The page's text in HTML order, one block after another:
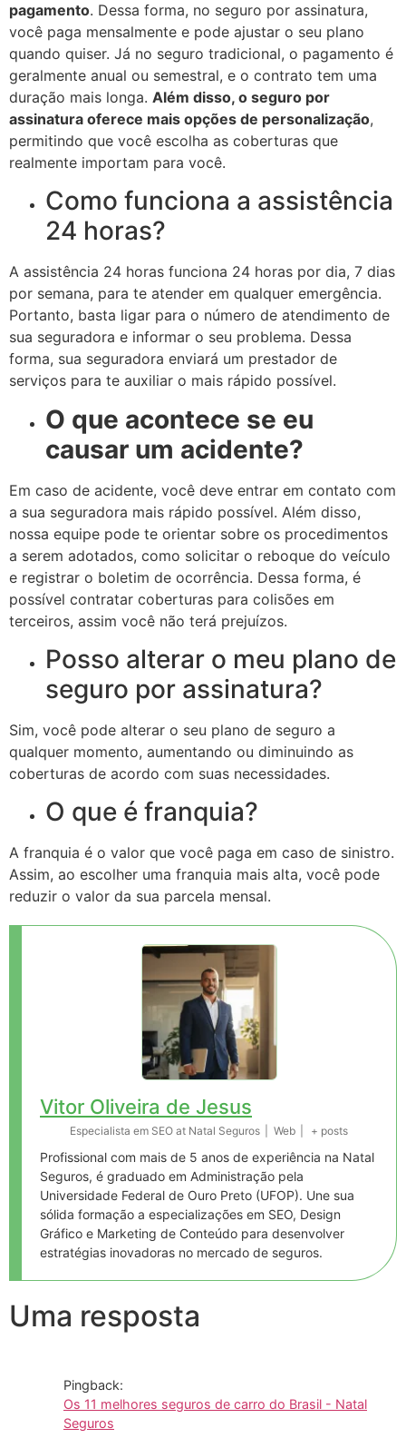
pagamento. Dessa forma, no seguro por assinatura,
você paga mensalmente e pode ajustar o seu plano
quando quiser. Já no seguro tradicional, o pagamento é
geralmente anual ou semestral, e o contrato tem uma
duração mais longa. Além disso, o seguro por
assinatura oferece mais opções de personalização,
permitindo que você escolha as coberturas que
realmente importam para você.
Como funciona a assistência
24 horas?
A assistência 24 horas funciona 24 horas por dia, 7 dias
por semana, para te atender em qualquer emergência.
Portanto, basta ligar para o número de atendimento de
sua seguradora e informar o seu problema. Dessa
forma, sua seguradora enviará um prestador de
serviços para te auxiliar o mais rápido possível.
O que acontece se eu
causar um acidente?
Em caso de acidente, você deve entrar em contato com
a sua seguradora mais rápido possível. Além disso,
nossa equipe pode te orientar sobre os procedimentos
a serem adotados, como solicitar o reboque do veículo
e registrar o boletim de ocorrência. Dessa forma, é
possível contratar coberturas para colisões em
terceiros, assim você não terá prejuízos.
Posso alterar o meu plano de
seguro por assinatura?
Sim, você pode alterar o seu plano de seguro a
qualquer momento, aumentando ou diminuindo as
coberturas de acordo com suas necessidades.
O que é franquia?
A franquia é o valor que você paga em caso de sinistro.
Assim, ao escolher uma franquia mais alta, você pode
reduzir o valor da sua parcela mensal.
Vitor Oliveira de Jesus
Especialista em SEO at Natal Seguros Web + posts
Profissional com mais de 5 anos de experiência na Natal
Seguros, é graduado em Administração pela
Universidade Federal de Ouro Preto (UFOP). Une sua
sólida formação a especializações em SEO, Design
Gráfico e Marketing de Conteúdo para desenvolver
estratégias inovadoras no mercado de seguros.
Uma resposta
Pingback:
Os 11 melhores seguros de carro do Brasil - Natal
Seguros